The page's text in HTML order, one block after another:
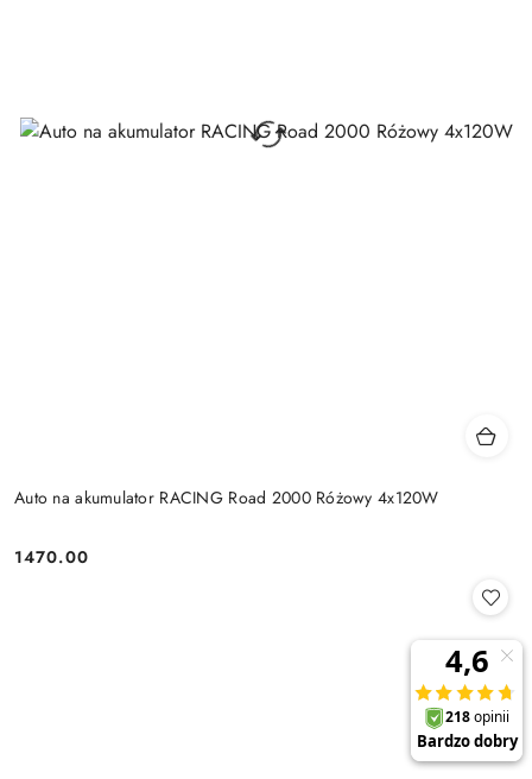
Auto na akumulator RACING Road 2000 Różowy 4x120W
Cena:
1470.00